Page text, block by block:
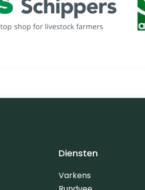
Diensten
Varkens